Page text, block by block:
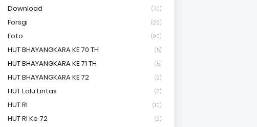
Download (70)
Forsgi (26)
Foto (90)
HUT BHAYANGKARA KE 70 TH (5)
HUT BHAYANGKARA KE 71 TH (5)
HUT BHAYANGKARA KE 72 (2)
HUT Lalu Lintas (2)
HUT RI (10)
HUT RI Ke 72 (2)